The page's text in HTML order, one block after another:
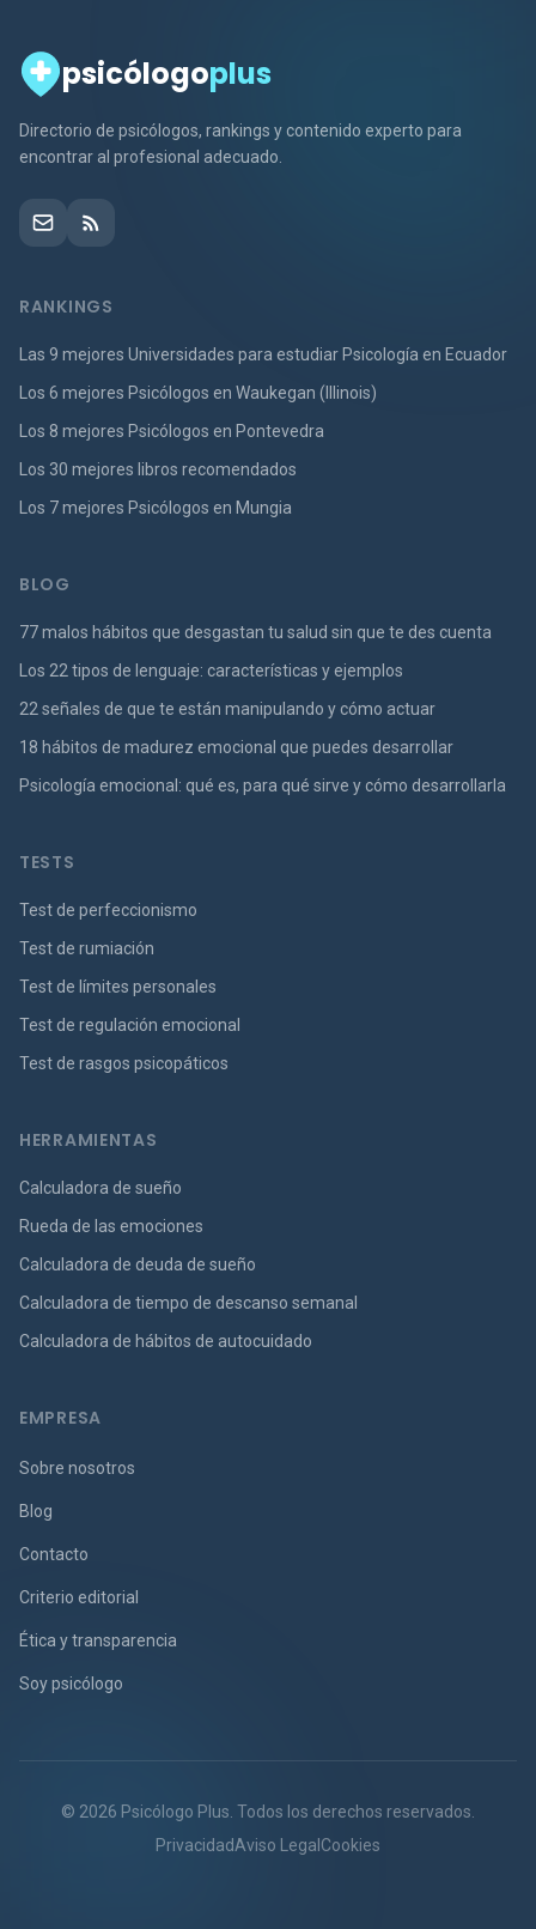
psicólogoplus
Directorio de psicólogos, rankings y contenido experto para
encontrar al profesional adecuado.
RANKINGS
Las 9 mejores Universidades para estudiar Psicología en Ecuador
Los 6 mejores Psicólogos en Waukegan (Illinois)
Los 8 mejores Psicólogos en Pontevedra
Los 30 mejores libros recomendados
Los 7 mejores Psicólogos en Mungia
BLOG
77 malos hábitos que desgastan tu salud sin que te des cuenta
Los 22 tipos de lenguaje: características y ejemplos
22 señales de que te están manipulando y cómo actuar
18 hábitos de madurez emocional que puedes desarrollar
Psicología emocional: qué es, para qué sirve y cómo desarrollarla
TESTS
Test de perfeccionismo
Test de rumiación
Test de límites personales
Test de regulación emocional
Test de rasgos psicopáticos
HERRAMIENTAS
Calculadora de sueño
Rueda de las emociones
Calculadora de deuda de sueño
Calculadora de tiempo de descanso semanal
Calculadora de hábitos de autocuidado
EMPRESA
Sobre nosotros
Blog
Contacto
Criterio editorial
Ética y transparencia
Soy psicólogo
© 2026 Psicólogo Plus. Todos los derechos reservados.
PrivacidadAviso Legal Cookies